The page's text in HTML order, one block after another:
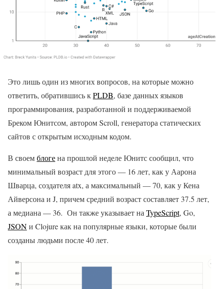
Это лишь один из многих вопросов, на которые можно
ответить, обратившись кPLDB, базе данных языков
программирования, разработанной и поддерживаемой
Бреком Юнитсом, автором Scroll, генератора статических
сайтов с открытым исходным кодом.
В своемблогена прошлой неделе Юнитс сообщил, что
минимальный возраст для этого — 16 лет, как у Аарона
Шварца, создателя atx, а максимальный — 70, как у Кена
Айверсона и J, причем средний возраст составляет 37.5 лет,
а медиана — 36. Он также указывает на TypeScript, Go,
JSONи Clojure как на популярные языки, которые были
созданы людьми после 40 лет.